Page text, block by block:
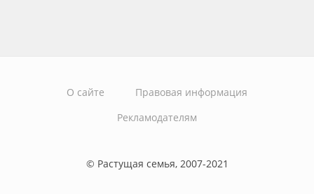
О сайте
Правовая информация
Рекламодателям
© Растущая семья, 2007-2021